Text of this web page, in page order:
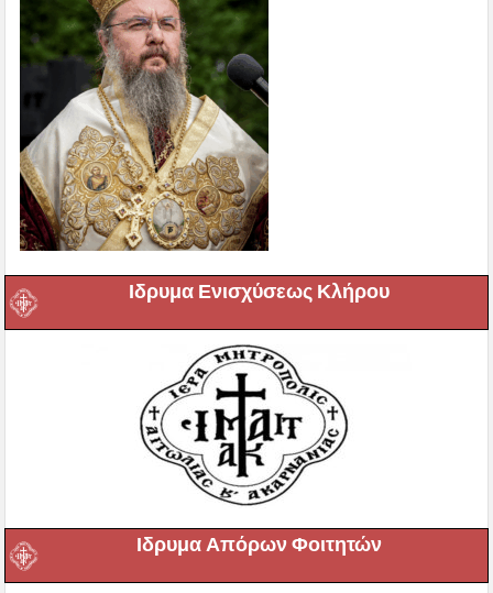
Ιδρυμα Ενισχύσεως Κλήρου
Ιδρυμα Απόρων Φοιτητών